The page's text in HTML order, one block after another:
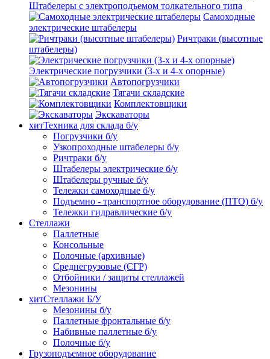
Штабелеры с электроподъемом толкательного типа
Самоходные
электрические штабелеры
Ричтраки (высотные
штабелеры)
Электрические погрузчики (3-х и 4-х опорные)
Автопогрузчики
Тягачи складские
Комплектовщики
Экскаваторы
хитТехника для склада б/у
Погрузчики б/у
Узкопроходные штабелеры б/у
Ричтраки б/у
Штабелеры электрические б/у
Штабелеры ручные б/у
Тележки самоходные б/у
Подъемно - транспортное оборудование (ПТО) б/у
Тележки гидравлические б/у
Стеллажи
Паллетные
Консольные
Полочные (архивные)
Среднегрузовые (СГР)
Отбойники / защиты стеллажей
Мезонины
хитСтеллажи Б/У
Мезонины б/у
Паллетные фронтальные б/у
Набивные паллетные б/у
Полочные б/у
Грузоподъемное оборудование